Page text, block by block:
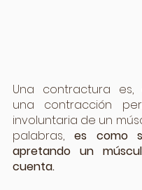
Una contractura es,
una contracción
involuntaria de un
palabras, es como
apretando un
cuenta.